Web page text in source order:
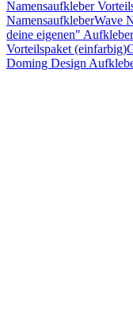
Namensaufkleber
NamensaufkleberWave
deine eigenen" Aufkleber
Vorteilspaket (einfarbig)
Doming Design